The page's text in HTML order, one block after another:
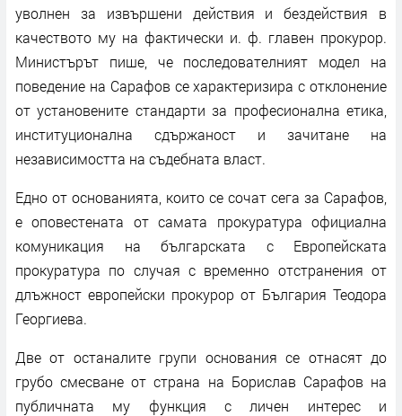
уволнен за извършени действия и бездействия в
качеството му на фактически и. ф. главен прокурор.
Министърът пише, че последователният модел на
поведение на Сарафов се характеризира с отклонение
от установените стандарти за професионална етика,
институционална сдържаност и зачитане на
независимостта на съдебната власт.
Едно от основанията, които се сочат сега за Сарафов,
е оповестената от самата прокуратура официална
комуникация на българската с Европейската
прокуратура по случая с временно отстранения от
длъжност европейски прокурор от България Теодора
Георгиева.
Две от останалите групи основания се отнасят до
грубо смесване от страна на Борислав Сарафов на
публичната му функция с личен интерес и